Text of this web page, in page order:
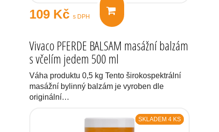
109 Kč s DPH
Vivaco PFERDE BALSAM masážní balzám
s včelím jedem 500 ml
Váha produktu 0,5 kg Tento širokospektrální
masážní bylinný balzám je vyroben dle
originální…
SKLADEM 4 KS